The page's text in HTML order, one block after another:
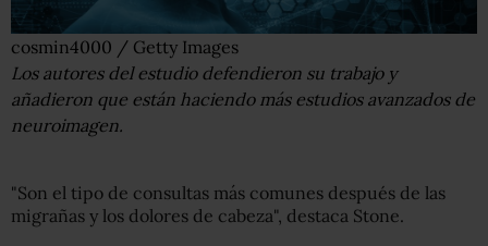
cosmin4000 / Getty Images
Los autores del estudio defendieron su trabajo y
añadieron que están haciendo más estudios avanzados de
neuroimagen.
"Son el tipo de consultas más comunes después de las
migrañas y los dolores de cabeza", destaca Stone.